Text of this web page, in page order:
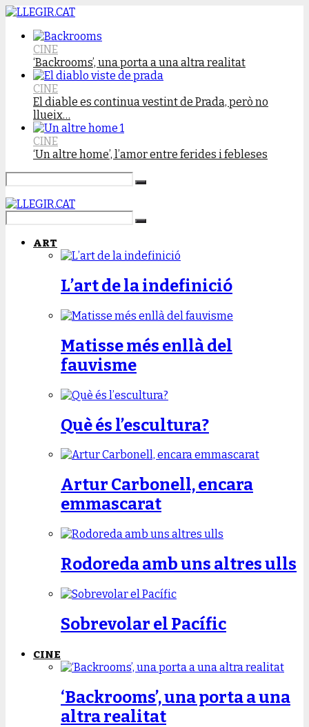
CINE
‘Backrooms’, una porta a una altra realitat
CINE
El diable es continua vestint de Prada, però no
llueix…
CINE
‘Un altre home’, l’amor entre ferides i febleses
ART
L’art de la indefinició
Matisse més enllà del
fauvisme
Què és l’escultura?
Artur Carbonell, encara
emmascarat
Rodoreda amb uns altres ulls
Sobrevolar el Pacífic
CINE
‘Backrooms’, una porta a una
altra realitat